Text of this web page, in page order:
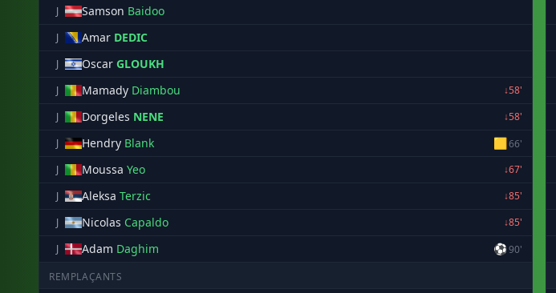
J
Samson Baidoo
J Amar DEDIC
J Oscar GLOUKH
J Mamady Diambou
↓58'
J
Dorgeles NENE
↓58'
J
Hendry Blank 🟨66'
J
Moussa Yeo
↓67'
J
Aleksa Terzic
↓85'
J
Nicolas Capaldo
↓85'
J
Adam Daghim ⚽90'
REMPLAÇANTS